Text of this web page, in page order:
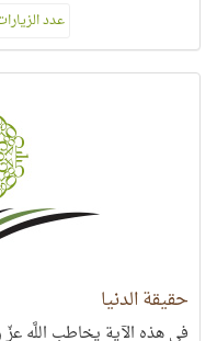
عدد
حقيقة الدنيا
في هذه الآية يخاطب اللَّه